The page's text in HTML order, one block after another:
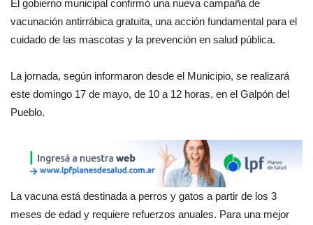
El gobierno municipal confirmó una nueva campaña de
vacunación antirrábica gratuita, una acción fundamental para el
cuidado de las mascotas y la prevención en salud pública.
La jornada, según informaron desde el Municipio, se realizará
este domingo 17 de mayo, de 10 a 12 horas, en el Galpón del
Pueblo.
La vacuna está destinada a perros y gatos a partir de los 3
meses de edad y requiere refuerzos anuales. Para una mejor